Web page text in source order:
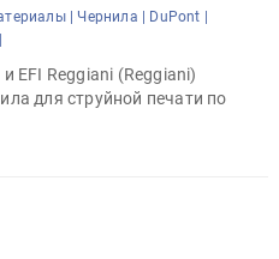
| Чернила |
DuPont |
EFI Reggiani (Reggiani)
для струйной печати по